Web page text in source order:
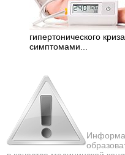
гипертонического
симптомами...